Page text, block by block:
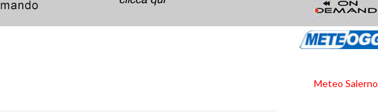
Meteo Salerno